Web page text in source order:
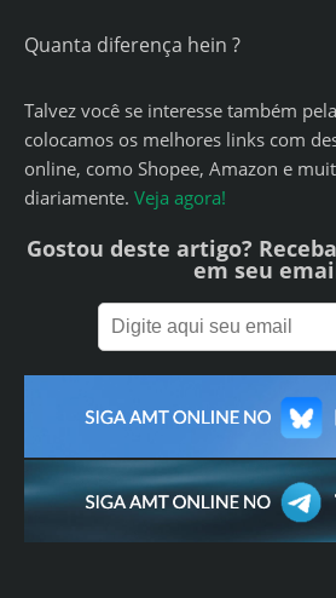
Quanta diferença hein ?
Talvez você se interesse também
colocamos os melhores links com
online, como Shopee, Amazon e
diariamente. Veja agora!
Gostou deste artigo?
em seu